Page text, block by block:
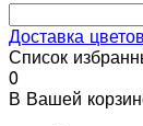
Доставка цветов
Список
0
В Вашей